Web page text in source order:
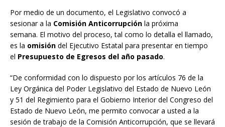
Por medio de un documento, el Legislativo convocó a
sesionar a la Comisión Anticorrupción la próxima
semana. El motivo del proceso, tal como lo detalla el llamado,
es la omisión del Ejecutivo Estatal para presentar en tiempo
el Presupuesto de Egresos del año pasado.
“De conformidad con lo dispuesto por los artículos 76 de la
Ley Orgánica del Poder Legislativo del Estado de Nuevo León
y 51 del Regimiento para el Gobierno Interior del Congreso del
Estado de Nuevo León, me permito convocar a usted a la
sesión de trabajo de la Comisión Anticorrupción, que se llevará